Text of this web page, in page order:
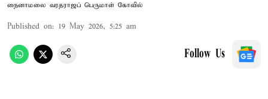
நைனாமலை வரதராஜப் பெருமாள் கோவில்
Published on: 19 May 2026, 5:25 am
Follow Us